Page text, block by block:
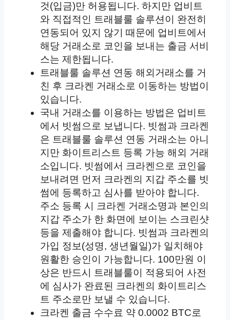
것(입금)만 허용됩니다. 하지만 업비트
와 직접적인 트래블룰 솔루션이 완전히
연동되어 있지 않기 때문에 업비트에서
해당 거래소로 코인을 보내는 출금 서비
스는 제한됩니다.
트래블룰 솔루션 연동 해외거래소를 거
친 후 크라켄 거래소로 이동하는 방법이
있습니다.
국내 거래소를 이용하는 방법은 업비트
에서 빗썸으로 보냅니다. 빗썸과 크라켄
은 트래블룰 솔루션 연동 거래소는 아니
지만 화이트리스트 등록 가능 해외 거래
소입니다. 빗썸에서 크라켄으로 코인을
보내려면 먼저 크라켄의 지갑 주소를 빗
썸에 등록하고 심사를 받아야 합니다.
주소 등록 시 크라켄 거래소명과 본인의
지갑 주소가 한 화면에 보이는 스크린샷
등을 제출해야 합니다. 빗썸과 크라켄의
가입 정보(성명, 생년월일)가 일치해야
원활한 승인이 가능합니다. 100만원 이
상은 반드시 트래블룰이 적용되어 사전
에 심사가 완료된 크라켄의 화이트리스
트 주소로만 보낼 수 있습니다.
크라켄 출금 수수료 약 0.0002 BTC로